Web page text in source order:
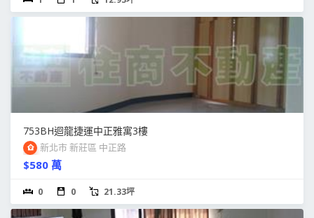
753BH迴龍捷運中正雅寓3樓
新北市 新莊區 中正路
$580 萬
0 0 21.33坪